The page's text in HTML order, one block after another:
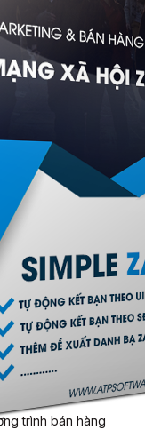
trình bán hàng